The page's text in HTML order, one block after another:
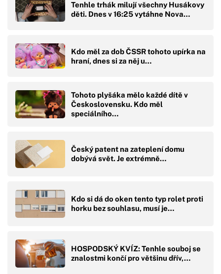
Tenhle trhák milují všechny Husákovy
děti. Dnes v 16:25 vytáhne Nova…
Kdo měl za dob ČSSR tohoto upírka na
hraní, dnes si za něj u…
Tohoto plyšáka mělo každé dítě v
Československu. Kdo měl
speciálního…
Český patent na zateplení domu
dobývá svět. Je extrémně…
Kdo si dá do oken tento typ rolet proti
horku bez souhlasu, musí je…
HOSPODSKÝ KVÍZ: Tenhle souboj se
znalostmi končí pro většinu dřív,…